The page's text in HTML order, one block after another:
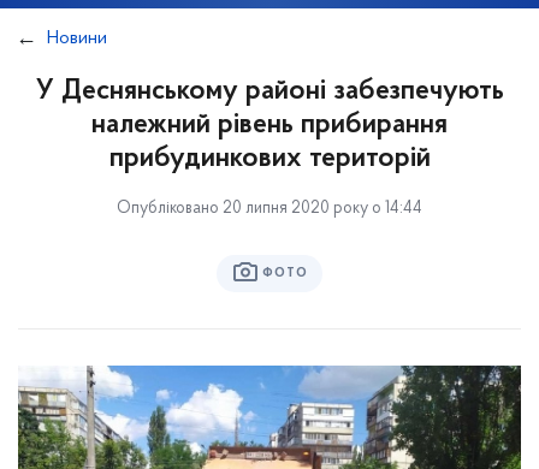
Новини
У Деснянському районі забезпечують
належний рівень прибирання
прибудинкових територій
Опубліковано 20 липня 2020 року о 14:44
ФОТО